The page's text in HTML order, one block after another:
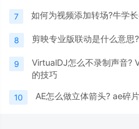
7 如何为视频添加转场?牛学
8 剪映专业版联动是什么意思
9
VirtualDJ怎么不录制声音?
的技巧
10 AE怎么做立体箭头? ae碎